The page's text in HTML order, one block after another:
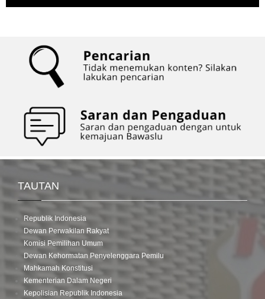
TAUTAN
Republik Indonesia
Dewan Perwakilan Rakyat
Komisi Pemilihan Umum
Dewan Kehormatan Penyelenggara Pemilu
Mahkamah Konstitusi
Kementerian Dalam Negeri
Kepolisian Republik Indonesia